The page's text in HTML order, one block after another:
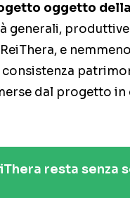
oggetto
generali,
e
dal progetto in
resta senza